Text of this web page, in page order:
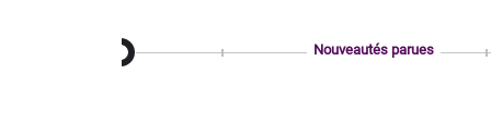
Nouveautés parues